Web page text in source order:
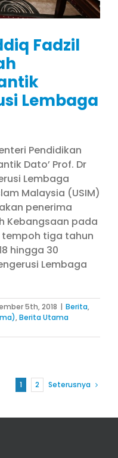
Fadzil
Lembaga
Pendidikan
Dato’ Prof. Dr
Lembaga
Malaysia (USIM)
penerima
Kebangsaan pada
tempoh tiga tahun
hingga 30
Lembaga
5th, 2018 | Berita,
,Berita Utama
1 2 Seterusnya